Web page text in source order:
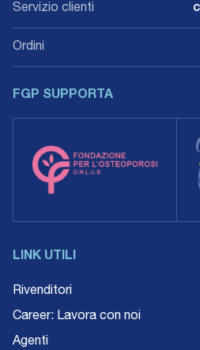
Servizio clienti
Ordini
FGP SUPPORTA
LINK UTILI
Rivenditori
Career: Lavora con noi
Agenti